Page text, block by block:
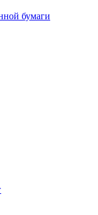
бумаги